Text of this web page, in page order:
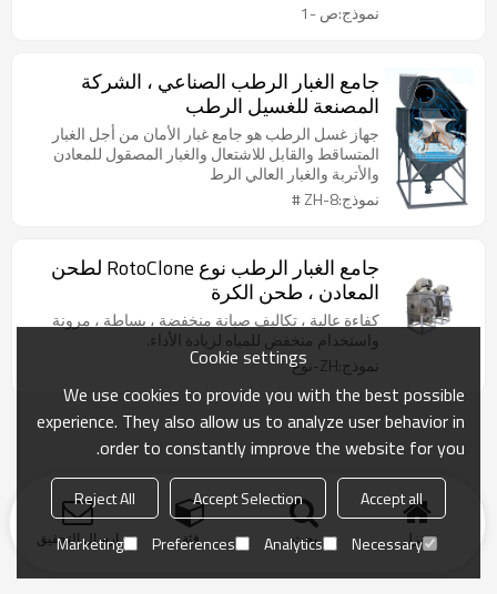
نموذج:ص -1
جامع الغبار الرطب الصناعي ، الشركة
المصنعة للغسيل الرطب
جهاز غسل الرطب هو جامع غبار الأمان من أجل الغبار
المتساقط والقابل للاشتعال والغبار المصقول للمعادن
والأتربة والغبار العالي الرط
نموذج:ZH-8 #
جامع الغبار الرطب نوع RotoClone لطحن
المعادن ، طحن الكرة
كفاءة عالية ، تكاليف صيانة منخفضة ، بساطة ، مرونة
واستخدام منخفض للمياه لزيادة الأداء.
نموذج:ZH-نوع
منزل بحث فئة ارسال التحقيق
Cookie settings
We use cookies to provide you with the best possible
experience. They also allow us to analyze user behavior in
order to constantly improve the website for you.
Accept all
Accept Selection
Reject All
Necessary
Analytics
Preferences
Marketing